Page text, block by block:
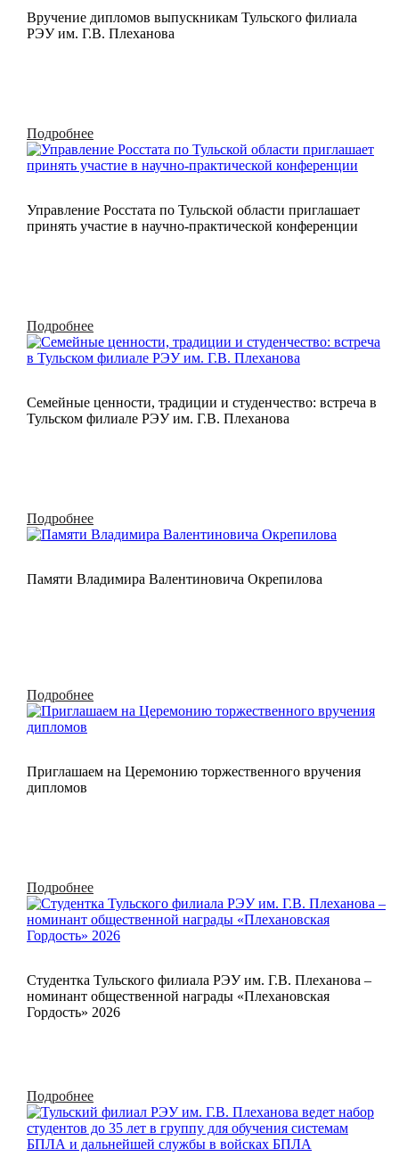
Вручение дипломов выпускникам Тульского филиала
РЭУ им. Г.В. Плеханова
Подробнее
Управление Росстата по Тульской области приглашает
принять участие в научно-практической конференции
Подробнее
Семейные ценности, традиции и студенчество: встреча в
Тульском филиале РЭУ им. Г.В. Плеханова
Подробнее
Памяти Владимира Валентиновича Окрепилова
Подробнее
Приглашаем на Церемонию торжественного вручения
дипломов
Подробнее
Студентка Тульского филиала РЭУ им. Г.В. Плеханова –
номинант общественной награды «Плехановская
Гордость» 2026
Подробнее